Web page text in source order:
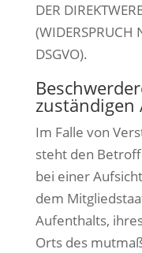
DER
(WIDERSPRUCH
DSGVO).
zuständigen
Im Falle von
steht den
bei einer
dem
Aufenthalts,
Orts des